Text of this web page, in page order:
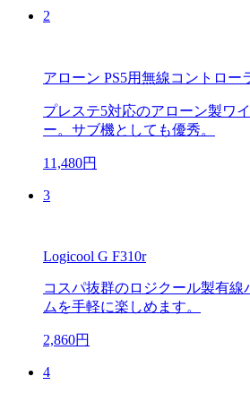
2
アローン PS5用無線コントロー
プレステ5対応のアローン製ワ
ー。サブ機としても優秀。
11,480円
3
Logicool G F310r
コスパ抜群のロジクール製有線
ムを手軽に楽しめます。
2,860円
4